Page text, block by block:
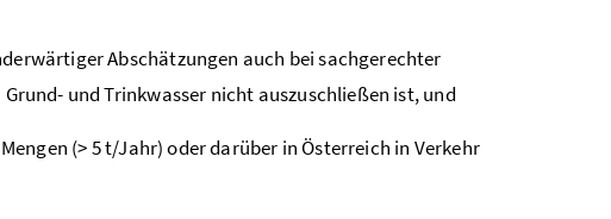
Abschätzungen auch bei sachgerechter
und Trinkwasser nicht auszuschließen ist, und
(> 5 t/Jahr) oder darüber in Österreich in Verkehr